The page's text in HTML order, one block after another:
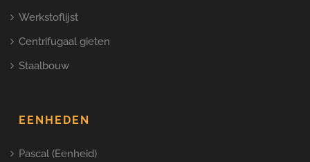
EENHEDEN
Pascal (Eenheid)
Werkstoflijst
Centrifugaal gieten
Staalbouw